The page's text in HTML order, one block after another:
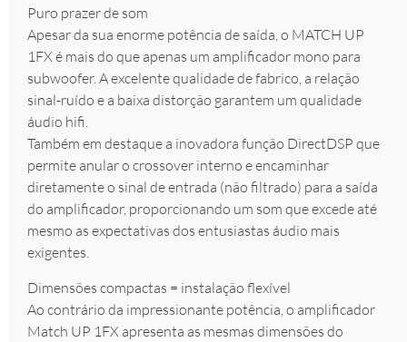
Puro prazer de som
Apesar da sua enorme potência de saída, o MATCH UP
1FX é mais do que apenas um amplificador mono para
subwoofer. A excelente qualidade de fabrico, a relação
sinal-ruído e a baixa distorção garantem um qualidade
áudio hifi.
Também em destaque a inovadora função DirectDSP que
permite anular o crossover interno e encaminhar
diretamente o sinal de entrada (não filtrado) para a saída
do amplificador, proporcionando um som que excede até
mesmo as expectativas dos entusiastas áudio mais
exigentes.
Dimensões compactas = instalação flexível
Ao contrário da impressionante potência, o amplificador
Match UP 1FX apresenta as mesmas dimensões do